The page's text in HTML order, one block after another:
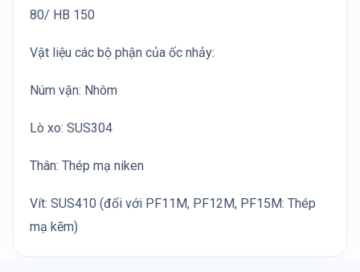
80/ HB 150
Vật liệu các bộ phận của ốc nhảy:
Núm vặn: Nhôm
Lò xo: SUS304
Thân: Thép mạ niken
Vít: SUS410 (đối với PF11M, PF12M, PF15M: Thép
mạ kẽm)